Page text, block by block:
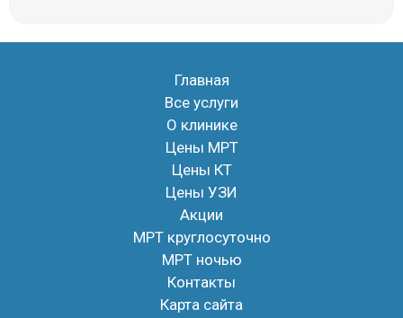
Главная
Все услуги
О клинике
Цены МРТ
Цены КТ
Цены УЗИ
Акции
МРТ круглосуточно
МРТ ночью
Контакты
Карта сайта